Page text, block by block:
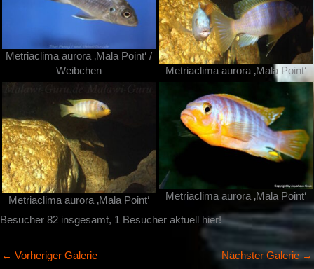
Metriaclima aurora ‚Mala Point‘ /
Weibchen
Metriaclima aurora ‚Mala Point‘
Metriaclima aurora ‚Mala Point‘ Metriaclima aurora ‚Mala Point‘
Besucher 82 insgesamt, 1 Besucher aktuell hier!
← Vorheriger Galerie Nächster Galerie →